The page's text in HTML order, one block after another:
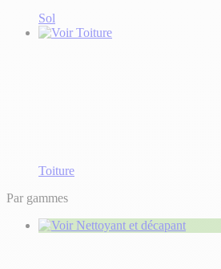
Sol
Toiture
Par gammes